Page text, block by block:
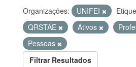
Organizações: UNIFEI
QRSTAE
Ativos
Pessoas
Filtrar Resultados